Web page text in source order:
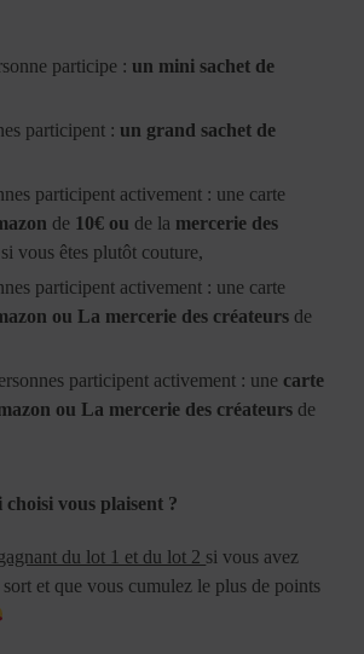
participe :un mini sachet de
participent :un grand sachet de
participent activement : une carte
de 10€ ou de la mercerie des
si vous êtes plutôt couture,
participent activement : une carte
ou La mercerie des créateurs de
participent activement : une carte
ou La mercerie des créateurs de
choisi vous plaisent ?
du lot 1 et du lot 2 si vous avez
et que vous cumulez le plus de points